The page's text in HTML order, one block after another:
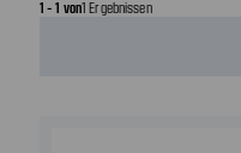
1 - 1 von1 Ergebnissen